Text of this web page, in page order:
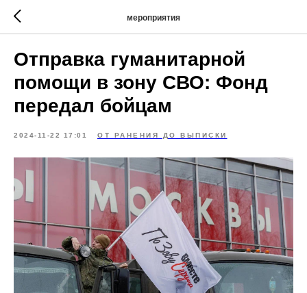
мероприятия
Отправка гуманитарной
помощи в зону СВО: Фонд
передал бойцам
2024-11-22 17:01 ОТ РАНЕНИЯ ДО ВЫПИСКИ